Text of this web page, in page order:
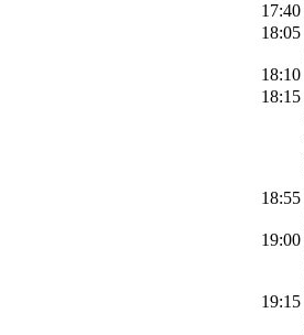
17:40
18:05
18:10
18:15
18:55
19:00
19:15